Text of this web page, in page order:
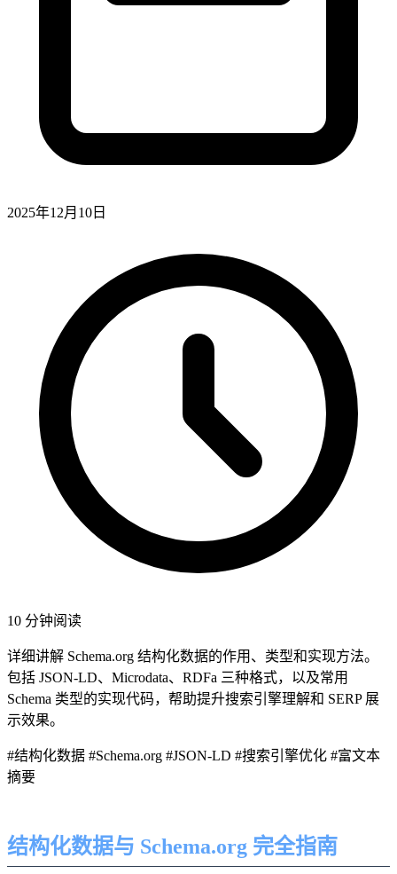
2025年12月10日
10 分钟阅读
详细讲解 Schema.org 结构化数据的作用、类型和实现方法。
包括 JSON-LD、Microdata、RDFa 三种格式，以及常用
Schema 类型的实现代码，帮助提升搜索引擎理解和 SERP 展
示效果。
#结构化数据 #Schema.org #JSON-LD #搜索引擎优化 #富文本
摘要
结构化数据与 Schema.org 完全指南